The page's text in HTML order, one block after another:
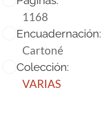
1168
Encuadernación:
Cartoné
Colección:
VARIAS